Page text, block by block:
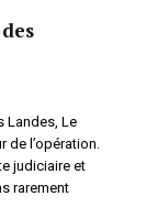
Landes, Le
l’opération.
judiciaire et
rarement